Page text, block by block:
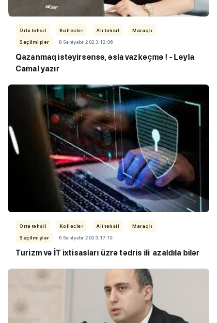
Orta təhsil Kolleclər Ali təhsil
Maraqlı
Seçilmişlər
8 Sentyabr 2023, 12:06
Qazanmaq istəyirsənsə, əsla vazkeçmə ! - Leyla
Camal yazır
Orta təhsil Kolleclər Ali təhsil
Maraqlı
Seçilmişlər
6 Sentyabr 2023, 17:19
Turizm və İT ixtisasları üzrə tədris ili azaldıla bilər